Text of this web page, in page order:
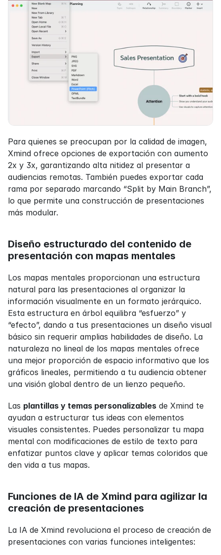
Para quienes se preocupan por la calidad de imagen,
Xmind ofrece opciones de exportación con aumento
2x y 3x, garantizando alta nitidez al presentar a
audiencias remotas. También puedes exportar cada
rama por separado marcando “Split by Main Branch”,
lo que permite una construcción de presentaciones
más modular.
Diseño estructurado del contenido de
presentación con mapas mentales
Los mapas mentales proporcionan una estructura
natural para las presentaciones al organizar la
información visualmente en un formato jerárquico.
Esta estructura en árbol equilibra “esfuerzo” y
“efecto”, dando a tus presentaciones un diseño visual
básico sin requerir amplias habilidades de diseño. La
naturaleza no lineal de los mapas mentales ofrece
una mejor proporción de espacio informativo que los
gráficos lineales, permitiendo a tu audiencia obtener
una visión global dentro de un lienzo pequeño.
Las plantillas y temas personalizables de Xmind te
ayudan a estructurar tus ideas con elementos
visuales consistentes. Puedes personalizar tu mapa
mental con modificaciones de estilo de texto para
enfatizar puntos clave y aplicar temas coloridos que
den vida a tus mapas.
Funciones de IA de Xmind para agilizar la
creación de presentaciones
La IA de Xmind revoluciona el proceso de creación de
presentaciones con varias funciones inteligentes: